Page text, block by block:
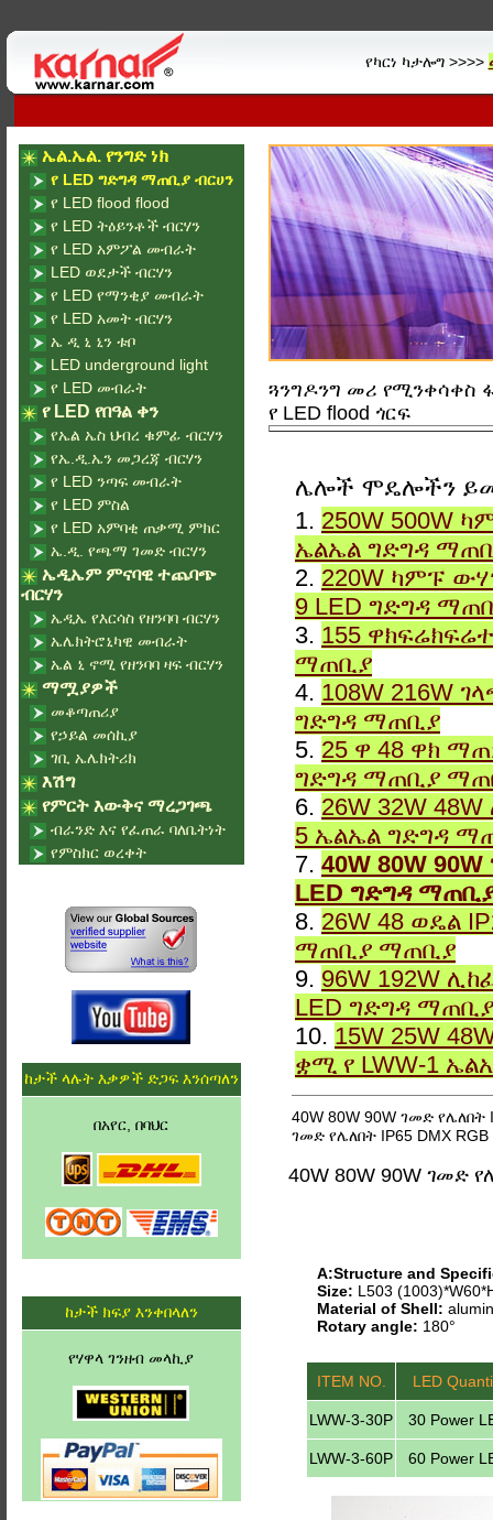
የካርነ ካታሎግ >>>>
ጓንግዶንግ መሪ የሚንቀሳቀስ
የ LED flood ጎርፍ
ሌሎች ሞዴሎችን
1. 250W 500W
ኤልኤል ግድግዳ
2. 220W ካምፑ
9 LED ግድግዳ
3. 155
ማጠቢያ
4. 108W 216W
ግድግዳ ማጠቢያ
5. 25 ዋ 48 ዋክ
ግድግዳ ማጠቢያ
6. 26W 32W
5 ኤልኤል ግድግዳ
7. 40W 80W
LED ግድግዳ
8. 26W 48 ወዴል
ማጠቢያ ማጠቢያ
9. 96W 192W
LED ግድግዳ ማጠቢያ
10. 15W 25W
ቋሚ የ LWW-1
40W 80W 90W ገመድ
ገመድ የሌለበት IP65 DMX
40W 80W 90W ገመድ
A:Structure and
Size: L503
Material of Shell:
Rotary angle: 180°
ITEM NO. LED
LWW-3-30P 30 Power
LWW-3-60P 60 Power
ኤል.ኤል. የንግድ ነክ
የ LED ግድግዳ ማጠቢያ ብርሀን
የ LED flood flood
የ LED ትዕይንቶች ብርሃን
የ LED አምፖል መብራት
LED ወደታች ብርሃን
የ LED የማንቂያ መብራት
የ LED አመት ብርሃን
ኤ ዲ ኒ ኒን ቱቦ
LED underground light
የ LED መብራት
የ LED የበዓል ቀን
የኤል ኤስ ህብረ ቁምፊ ብርሃን
የኤ.ዲ.ኤን መጋረጃ ብርሃን
የ LED ንጣፍ መብራት
የ LED ምስል
የ LED አምባቂ ጠቃሚ ምክር
ኤ.ዲ. የጫማ ገመድ ብርሃን
ኤዲኤም ምናባዊ ተጨባጭ
ብርሃን
ኤዲኤ የእርሳስ የዘንባባ ብርሃን
ኤሌክትሮኒካዊ መብራት
ኤል ኒ ኖሚ የዘንባባ ዛፍ ብርሃን
ማሟያዎች
መቆጣጠሪያ
የኃይል መሰኪያ
ገቢ ኤሌክትሪክ
እሽግ
የምርት እውቅና ማረጋገጫ
ብራንድ እና የፈጠራ ባለቤትነት
የምስክር ወረቀት
ከታች ላሉት እቃዎች ድጋፍ እንሰጣለን
በአየር, በባህር
ከታች ክፍያ እንቀበላለን
የሃዋላ ገንዘብ መላኪያ